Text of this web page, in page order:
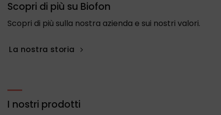
Scopri di più su Biofon
Scopri di più sulla nostra azienda e sui nostri valori.
La nostra storia
I nostri prodotti